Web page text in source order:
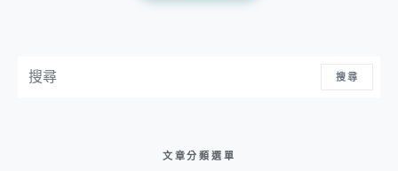
搜尋
文章分類選單